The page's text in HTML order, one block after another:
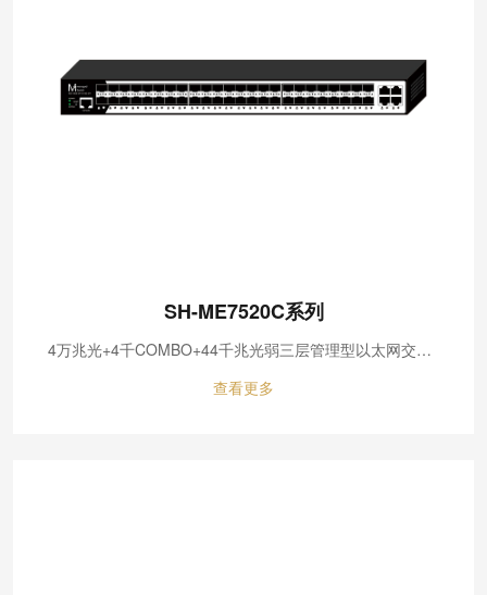
SH-ME7520C系列
4万兆光+4千COMBO+44千兆光弱三层管理型以太网交换机
查看更多